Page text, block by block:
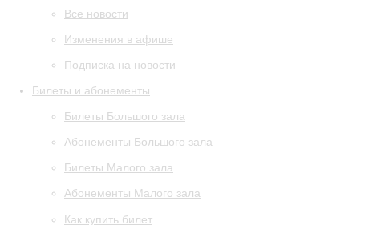
Все новости
Изменения в афише
Подписка на новости
Билеты и абонементы
Билеты Большого зала
Абонементы Большого зала
Билеты Малого зала
Абонементы Малого зала
Как купить билет